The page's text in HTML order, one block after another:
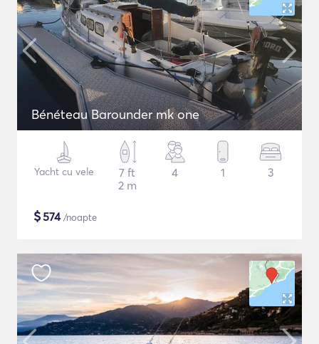
Bénéteau Barounder mk one
Yacht cu vele
7 ft
2 m
4 1 3
$574/noapte